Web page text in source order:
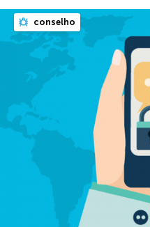
conselho